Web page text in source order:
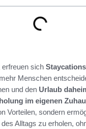
erfreuen sich Staycations
Menschen
und den Urlaub
im eigenen
Vorteilen, sondern
Alltags zu erholen,